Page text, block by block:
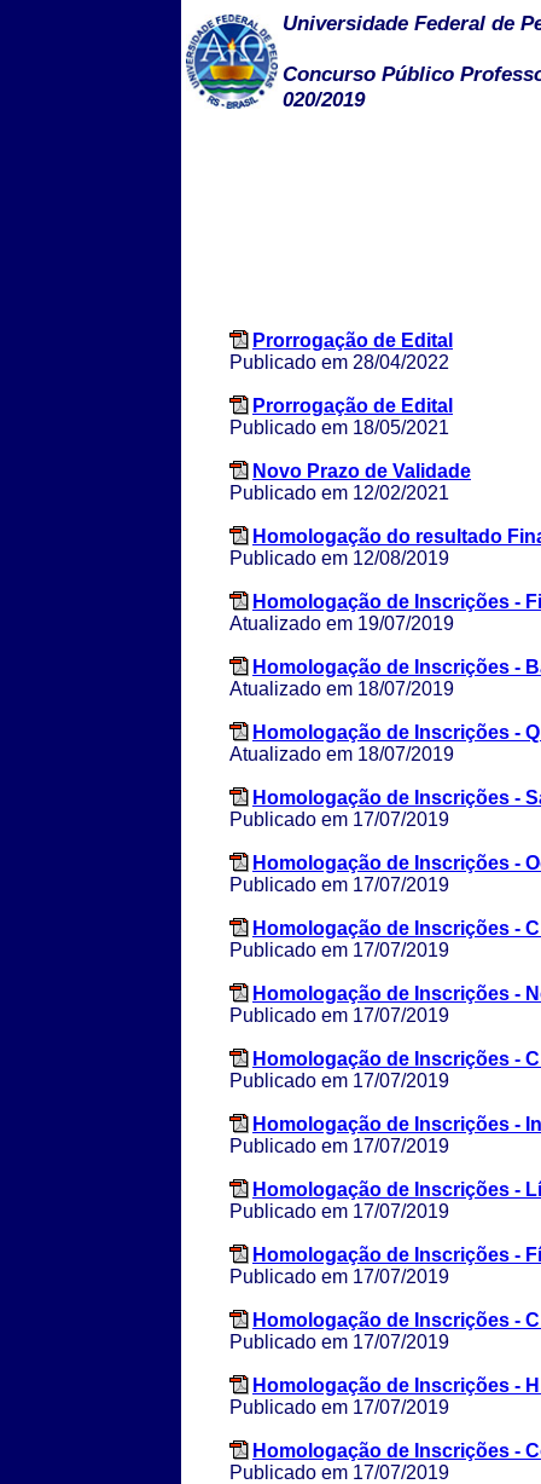
Universidade Federal de
Concurso Público
020/2019
Prorrogação de Edital
Publicado em 28/04/2022
Prorrogação de Edital
Publicado em 18/05/2021
Novo Prazo de Validade
Publicado em 12/02/2021
Homologação do resultado
Publicado em 12/08/2019
Homologação de Inscrições -
Atualizado em 19/07/2019
Homologação de Inscrições -
Atualizado em 18/07/2019
Homologação de Inscrições -
Atualizado em 18/07/2019
Homologação de Inscrições -
Publicado em 17/07/2019
Homologação de Inscrições -
Publicado em 17/07/2019
Homologação de Inscrições -
Publicado em 17/07/2019
Homologação de Inscrições -
Publicado em 17/07/2019
Homologação de Inscrições -
Publicado em 17/07/2019
Homologação de Inscrições -
Publicado em 17/07/2019
Homologação de Inscrições -
Publicado em 17/07/2019
Homologação de Inscrições -
Publicado em 17/07/2019
Homologação de Inscrições -
Publicado em 17/07/2019
Homologação de Inscrições -
Publicado em 17/07/2019
Homologação de Inscrições -
Publicado em 17/07/2019